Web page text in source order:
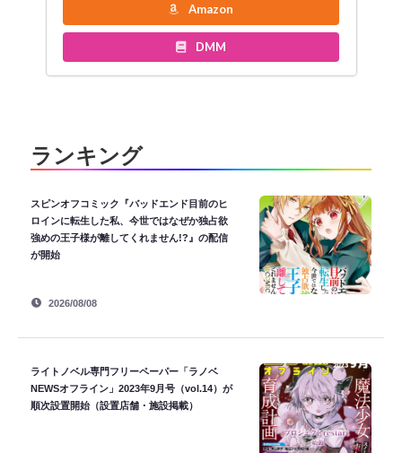
Amazon
DMM
ランキング
スピンオフコミック『バッドエンド目前のヒ
ロインに転生した私、今世ではなぜか独占欲
強めの王子様が離してくれません!?』の配信
が開始
2026/08/08
ライトノベル専門フリーペーパー「ラノベ
NEWSオフライン」2023年9月号（vol.14）が
順次設置開始（設置店舗・施設掲載）